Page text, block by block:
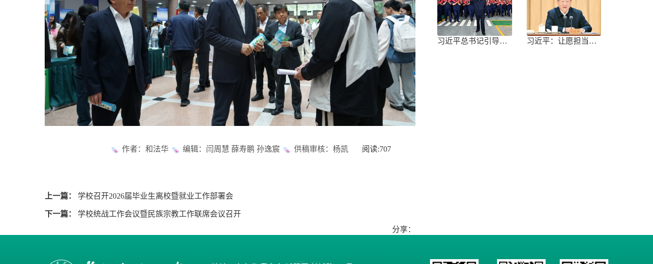
作者：和法华 编辑：闫周慧 薛寿鹏 孙逸宸 供稿审核：杨凯 阅读:707
上一篇： 学校召开2026届毕业生离校暨就业工作部署会
下一篇：
学校统战工作会议暨民族宗教工作联席会议召开
分享：
习近平总书记引导树立和践行正确政绩 习近平：让愿担当、敢担当、善担当蔚